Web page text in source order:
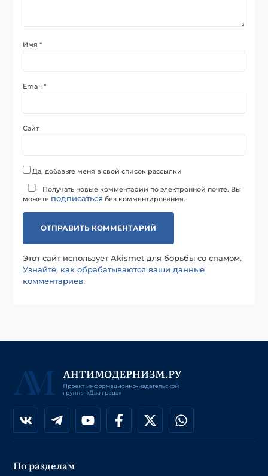
Имя*
Email*
Сайт
Да, добавьте меня в свой список рассылки
Получать новые комментарии по электронной почте. Вы
можете подписаться без комментирования.
Этот сайт использует Akismet для борьбы со спамом.
Узнайте, как обрабатываются ваши данные
комментариев.
По разделам